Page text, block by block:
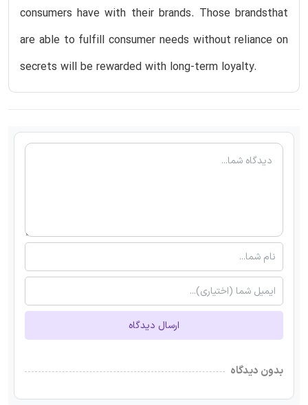
consumers have with their brands. Those brandsthat
are able to fulfill consumer needs without reliance on
secrets will be rewarded with long-term loyalty.
ارسال دیدگاه
بدون دیدگاه